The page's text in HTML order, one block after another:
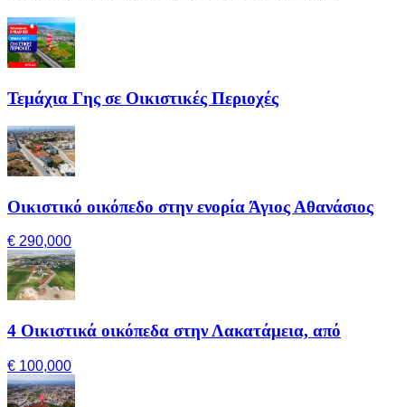
Τεμάχια Γης σε Οικιστικές Περιοχές
Οικιστικό οικόπεδο στην ενορία Άγιος Αθανάσιος
€ 290,000
4 Οικιστικά οικόπεδα στην Λακατάμεια, από
€ 100,000